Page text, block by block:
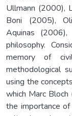
Ullmann (2000),
Boni (2005),
Aquinas
philosophy.
memory of
methodological
using the
which Marc
the importance